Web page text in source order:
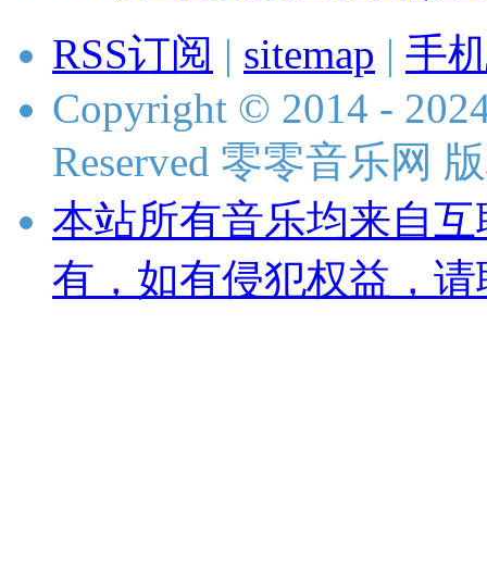
RSS订阅 | sitemap | 手
Copyright © 2014 -
Reserved 零零音乐网
本站所有音乐均来自
有，如有侵犯权益，